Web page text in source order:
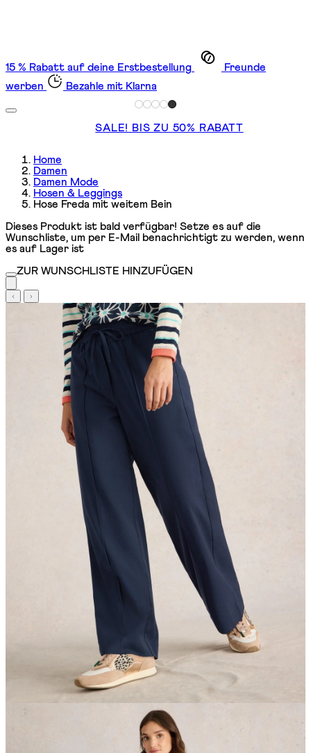
15 % Rabatt auf deine Erstbestellung
Freunde
werben
Bezahle mit Klarna
SALE! BIS ZU 50% RABATT
Home
Damen
Damen Mode
Hosen & Leggings
Hose Freda mit weitem Bein
Dieses Produkt ist bald verfügbar! Setze es auf die
Wunschliste, um per E-Mail benachrichtigt zu werden, wenn
es auf Lager ist
ZUR WUNSCHLISTE HINZUFÜGEN